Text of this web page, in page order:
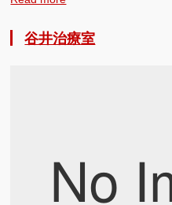
谷井治療室